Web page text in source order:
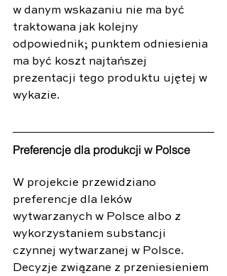
w danym wskazaniu nie ma być
traktowana jak kolejny
odpowiednik; punktem odniesienia
ma być koszt najtańszej
prezentacji tego produktu ujętej w
wykazie.
Preferencje dla produkcji w Polsce
W projekcie przewidziano
preferencje dla leków
wytwarzanych w Polsce albo z
wykorzystaniem substancji
czynnej wytwarzanej w Polsce.
Decyzje związane z przeniesieniem